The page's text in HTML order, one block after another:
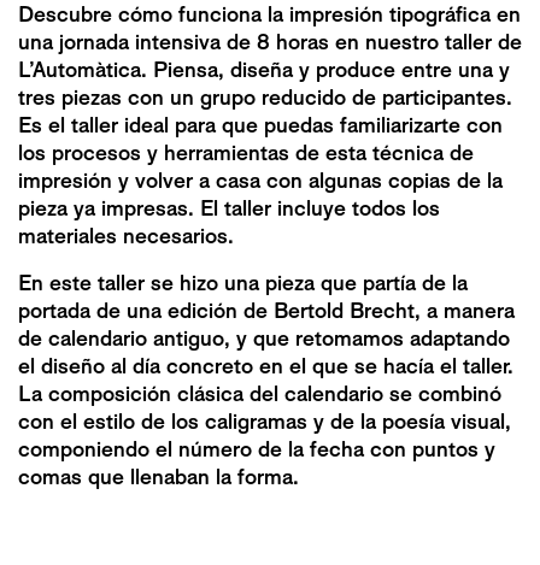
Descubre cómo funciona la impresión tipográfica en
una jornada intensiva de 8 horas en nuestro taller de
L’Automàtica. Piensa, diseña y produce entre una y
tres piezas con un grupo reducido de participantes.
Es el taller ideal para que puedas familiarizarte con
los procesos y herramientas de esta técnica de
impresión y volver a casa con algunas copias de la
pieza ya impresas. El taller incluye todos los
materiales necesarios.
En este taller se hizo una pieza que partía de la
portada de una edición de Bertold Brecht, a manera
de calendario antiguo, y que retomamos adaptando
el diseño al día concreto en el que se hacía el taller.
La composición clásica del calendario se combinó
con el estilo de los caligramas y de la poesía visual,
componiendo el número de la fecha con puntos y
comas que llenaban la forma.